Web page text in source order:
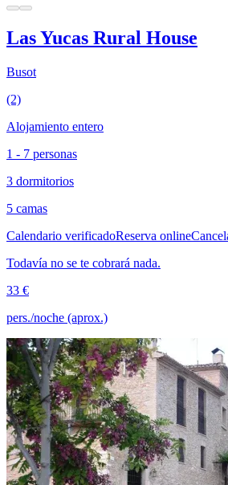
Las Yucas Rural House
Busot
(2)
Alojamiento entero
1 - 7 personas
3 dormitorios
5 camas
Calendario verificadoReserva online
Todavía no se te cobrará nada.
33 €
pers./noche (aprox.)